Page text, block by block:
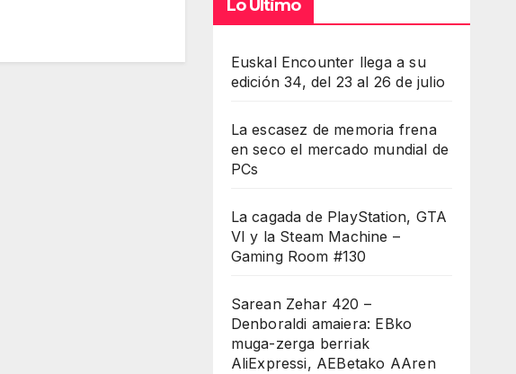
Lo Último
Euskal Encounter llega a su
edición 34, del 23 al 26 de julio
La escasez de memoria frena
en seco el mercado mundial de
PCs
La cagada de PlayStation, GTA
VI y la Steam Machine –
Gaming Room #130
Sarean Zehar 420 –
Denboraldi amaiera: EBko
muga-zerga berriak
AliExpressi, AEBetako AAren